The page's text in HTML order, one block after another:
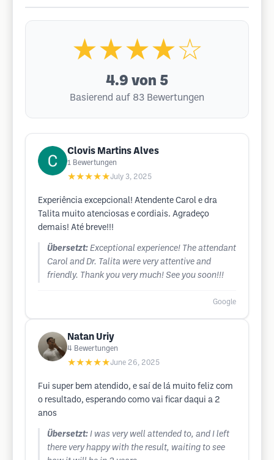
★★★★☆
4.9 von 5
Basierend auf 83 Bewertungen
Clovis Martins Alves
1 Bewertungen
★★★★★July 3, 2025
Experiência excepcional! Atendente Carol e dra
Talita muito atenciosas e cordiais. Agradeço
demais! Até breve!!!
Übersetzt: Exceptional experience! The attendant
Carol and Dr. Talita were very attentive and
friendly. Thank you very much! See you soon!!!
Google
Natan Uriy
4 Bewertungen
★★★★★June 26, 2025
Fui super bem atendido, e saí de lá muito feliz com
o resultado, esperando como vai ficar daqui a 2
anos
Übersetzt: I was very well attended to, and I left
there very happy with the result, waiting to see